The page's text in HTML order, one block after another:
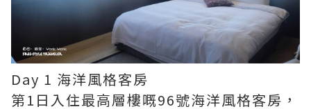
Day 1 海洋風格客房
第1日入住最高層樓嘅96號海洋風格客房，